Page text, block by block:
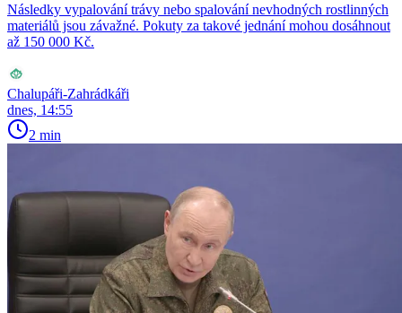
Následky vypalování trávy nebo spalování nevhodných rostlinných
materiálů jsou závažné. Pokuty za takové jednání mohou dosáhnout
až 150 000 Kč.
Chalupáři-Zahrádkáři
dnes, 14:55
2 min